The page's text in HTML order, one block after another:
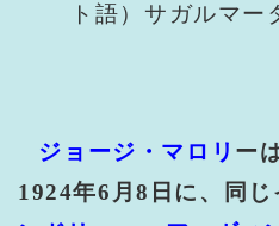
ト語） サガルマー
ジョージ・マロリ ー
1924年6 月8 日に、同